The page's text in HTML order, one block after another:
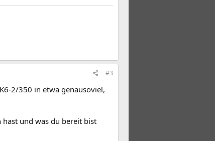
#3
2/350 in etwa genausoviel,
und was du bereit bist